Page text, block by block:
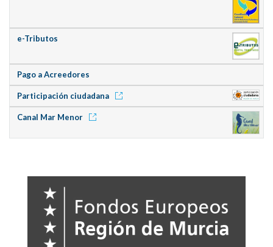
e-Tributos
Pago a Acreedores
Participación ciudadana
Canal Mar Menor